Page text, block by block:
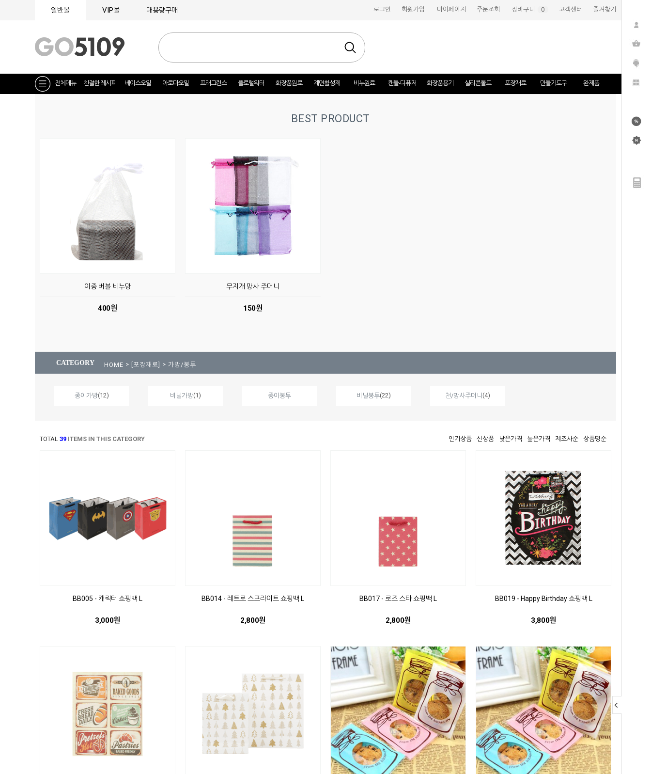
일반몰 VIP몰 대용량구매 로그인 회원가입 마이페이지 주문조회 장바구니 0 고객센터 즐겨찾기
전체메뉴 친절한 레시피 베이스오일 아로마오일 프래그런스 플로럴워터 화장품원료 계면활성제 비누원료 캔들-디퓨저 화장품용기 실리콘몰드 포장재료 만들기도구 완제품
BEST PRODUCT
이중 버블 비누망
400원
무지개 망사 주머니
150원
CATEGORY HOME > [포장재료] > 가방/봉투
종이가방(12) 비닐가방(1) 종이봉투 비닐봉투(22) 천/망사주머니 (4)
TOTAL 39 ITEMS IN THIS CATEGORY 인기상품 신상품 낮은가격 높은가격 제조사순 상품명순
BB005 - 캐릭터 쇼핑백 L
3,000원
BB014 - 레트로 스프라이트 쇼핑백 L
2,800원
BB017 - 로즈 스타 쇼핑백 L
2,800원
BB019 - Happy Birthday 쇼핑백 L
3,800원